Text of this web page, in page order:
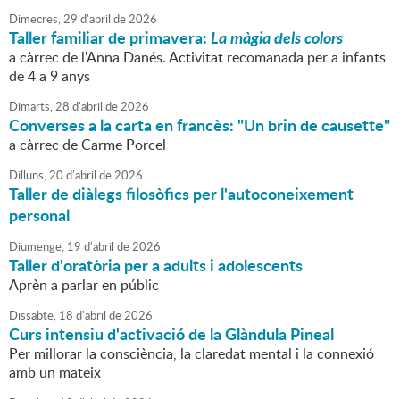
Dimecres,29 d'abril de2026
Taller familiar de primavera:La màgia dels colors
a càrrec de l'Anna Danés. Activitat recomanada per a infants
de 4 a 9 anys
Dimarts,28 d'abril de2026
Converses a la carta en francès: "Un brin de causette"
a càrrec de Carme Porcel
Dilluns,20 d'abril de2026
Taller de diàlegs filosòfics per l'autoconeixement
personal
Diumenge, 19 d'abril de2026
Taller d'oratòria per a adults i adolescents
Aprèn a parlar en públic
Dissabte, 18 d'abril de2026
Curs intensiu d'activació de la Glàndula Pineal
Per millorar la consciència, la claredat mental i la connexió
amb un mateix